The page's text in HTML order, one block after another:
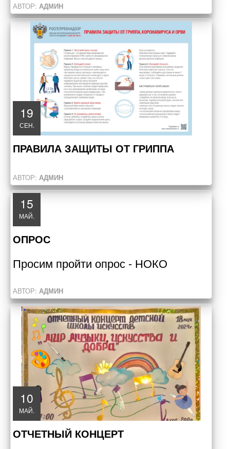
АВТОР: АДМИН
19
СЕН.
ПРАВИЛА ЗАЩИТЫ ОТ ГРИППА
АВТОР: АДМИН
15
МАЙ.
ОПРОС
Просим пройти опрос - НОКО
АВТОР: АДМИН
10
МАЙ.
ОТЧЕТНЫЙ КОНЦЕРТ